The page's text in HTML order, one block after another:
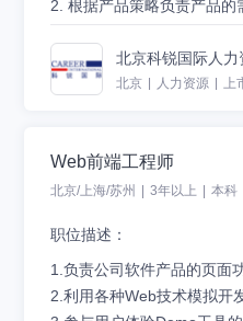
理各类算法的设计与实现；
为专业的算法视角。
2. 根据产品策略负责产品的
3. 负责用户需求分析和竞品
验，推进产品市场化；
5. 把握产品发展趋势，制定
1. 本科及以上学历，3年以
经理经验；
2. 具有互联网产品思维和互
北京科锐国际人力
北京 人力资源 上
Web前端工程师
北京/上海/苏州 3年以上 本科
职位描述：
1.负责公司软件产品的页面
2.利用各种Web技术模拟开